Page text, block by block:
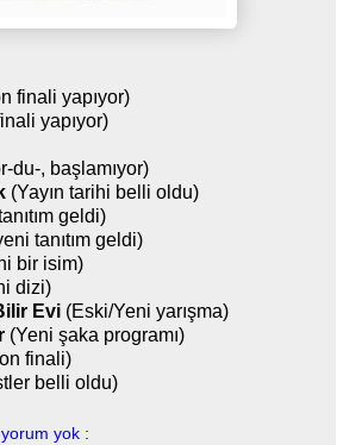
finali yapıyor)
yapıyor)
du-, başlamıyor)
(Yayın tarihi belli oldu)
geldi)
tanıtım geldi)
bir isim)
dizi)
Evi (Eski/Yeni yarışma)
(Yeni şaka programı)
finali)
belli oldu)
yok :